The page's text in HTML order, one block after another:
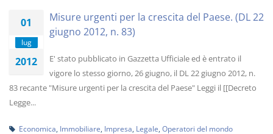
01
lug
2012
Misure urgenti per la crescita del Paese. (DL 22
giugno 2012, n. 83)
E' stato pubblicato in Gazzetta Ufficiale ed è entrato il
vigore lo stesso giorno, 26 giugno, il DL 22 giugno 2012, n.
83 recante "Misure urgenti per la crescita del Paese" Leggi il [[Decreto
Legge...
Economica Immobiliare Impresa Legale Operatori del mondo